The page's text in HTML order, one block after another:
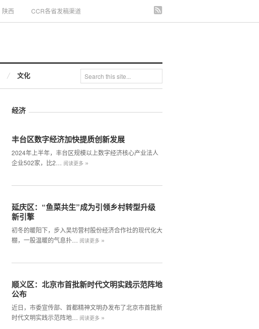
陕西 CCR各省发稿渠道
文化
经济
丰台区数字经济加快提质创新发展
2024年上半年，丰台区规模以上数字经济核心产业法人
企业502家，比2…
阅读更多 »
延庆区：“鱼菜共生”成为引领乡村转型升级
新引擎
初冬的暖阳下，步入吴坊营村股份经济合作社的现代化大
棚，一股温暖的气息扑…
阅读更多 »
顺义区：北京市首批新时代文明实践示范阵地
公布
近日，市委宣传部、首都精神文明办发布了北京市首批新
时代文明实践示范阵地…
阅读更多 »